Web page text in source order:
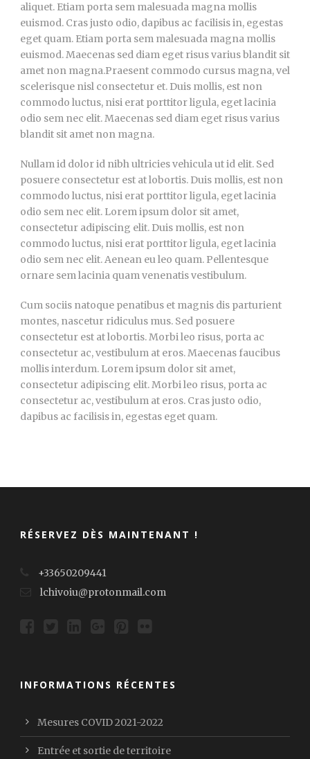
aliquet. Etiam porta sem malesuada magna mollis
euismod. Cras justo odio, dapibus ac facilisis in, egestas
eget quam. Etiam porta sem malesuada magna mollis
euismod. Maecenas sed diam eget risus varius blandit sit
amet non magna.Praesent commodo cursus magna, vel
scelerisque nisl consectetur et. Duis mollis, est non
commodo luctus, nisi erat porttitor ligula, eget lacinia
odio sem nec elit. Maecenas sed diam eget risus varius
blandit sit amet non magna.
Nullam id dolor id nibh ultricies vehicula ut id elit. Sed
posuere consectetur est at lobortis. Duis mollis, est non
commodo luctus, nisi erat porttitor ligula, eget lacinia
odio sem nec elit. Lorem ipsum dolor sit amet,
consectetur adipiscing elit. Duis mollis, est non
commodo luctus, nisi erat porttitor ligula, eget lacinia
odio sem nec elit. Aenean eu leo quam. Pellentesque
ornare sem lacinia quam venenatis vestibulum.
Cum sociis natoque penatibus et magnis dis parturient
montes, nascetur ridiculus mus. Sed posuere
consectetur est at lobortis. Morbi leo risus, porta ac
consectetur ac, vestibulum at eros. Maecenas faucibus
mollis interdum. Lorem ipsum dolor sit amet,
consectetur adipiscing elit. Morbi leo risus, porta ac
consectetur ac, vestibulum at eros. Cras justo odio,
dapibus ac facilisis in, egestas eget quam.
RÉSERVEZ DÈS MAINTENANT !
+33650209441
lchivoiu@protonmail.com
INFORMATIONS RÉCENTES
Mesures COVID 2021-2022
Entrée et sortie de territoire